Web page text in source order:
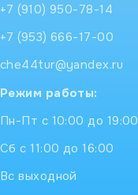
+7 (910) 950-78-14
+7 (953) 666-17-00
che44tur@yandex.ru
Режим работы:
Пн-Пт с 10:00 до 19:00
Сб с 11:00 до 16:00
Вс выходной